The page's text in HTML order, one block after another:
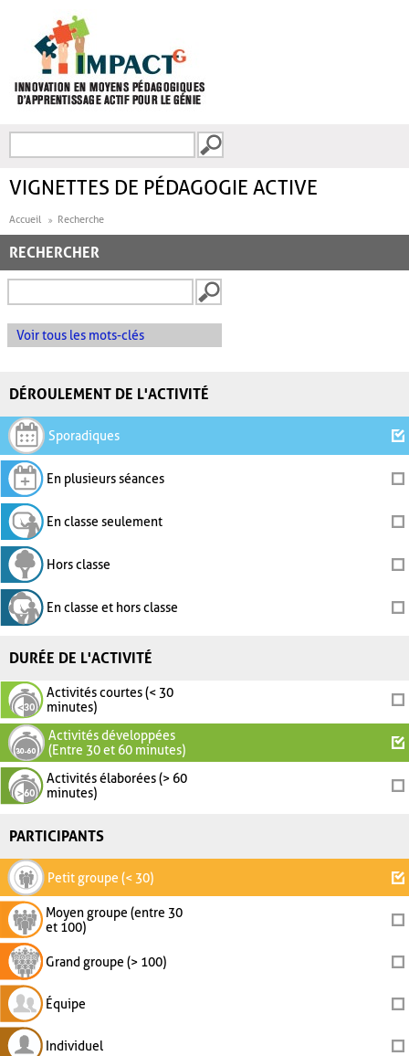
FORMULAIRE DE
VIGNETTES DE PÉDAGOGIE ACTIVE
Accueil Recherche
RECHERCHER
Voir tous les mots-clés
DÉROULEMENT DE L'ACTIVITÉ
Sporadiques
En plusieurs séances
En classe seulement
Hors classe
En classe et hors classe
DURÉE DE L'ACTIVITÉ
Activités courtes (< 30
minutes)
Activités développées
(Entre 30 et 60 minutes)
Activités élaborées (> 60
minutes)
PARTICIPANTS
Petit groupe (< 30)
Moyen groupe (entre 30
et 100)
Grand groupe (> 100)
Équipe
Individuel